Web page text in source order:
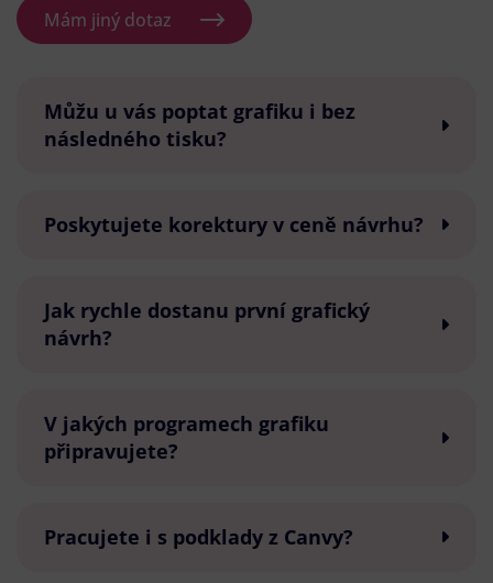
Mám jiný dotaz
Můžu u vás poptat grafiku i bez
následného tisku?
Poskytujete korektury v ceně návrhu?
Jak rychle dostanu první grafický
návrh?
V jakých programech grafiku
připravujete?
Pracujete i s podklady z Canvy?